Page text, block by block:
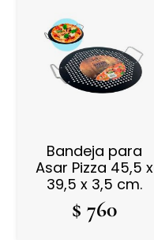
Bandeja para
Asar Pizza 45,5 x
39,5 x 3,5 cm.
$ 760